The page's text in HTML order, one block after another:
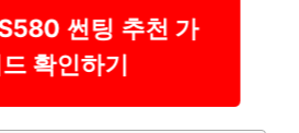
썬팅 추천 가
드 확인하기